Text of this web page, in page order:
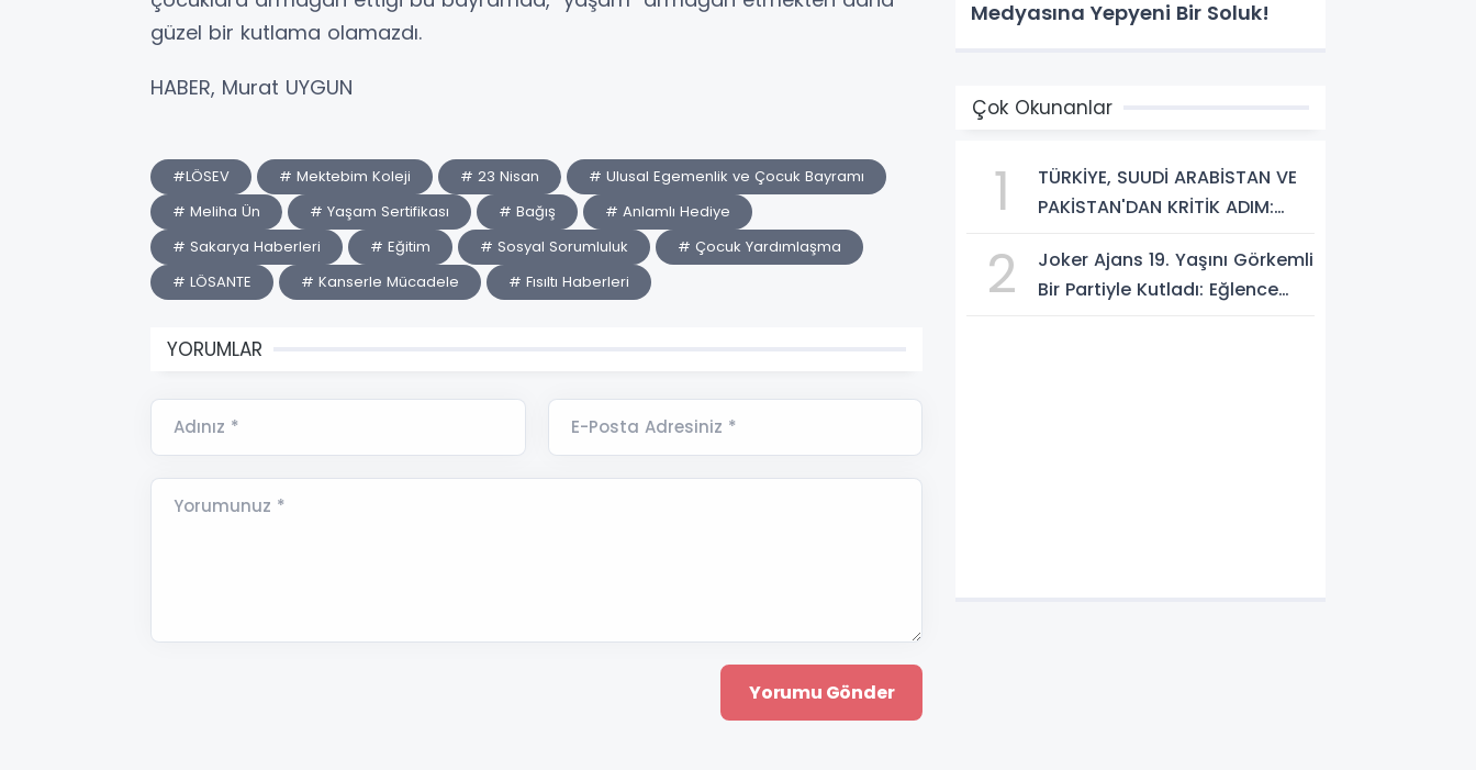
güzel bir kutlama olamazdı.
HABER, Murat UYGUN
#LÖSEV # Mektebim Koleji # 23 Nisan
# Ulusal Egemenlik ve Çocuk Bayramı
# Meliha Ün
# Yaşam Sertifikası # Bağış
# Anlamlı Hediye
# Sakarya Haberleri
# Eğitim # Sosyal Sorumluluk
# Çocuk Yardımlaşma
# LÖSANTE
# Kanserle Mücadele # Fısıltı Haberleri
YORUMLAR
Adınız * E-Posta Adresiniz *
Yorumunuz *
Medyasına Yepyeni Bir Soluk!
Çok Okunanlar
1
TÜRKİYE, SUUDİ ARABİSTAN VE
PAKİSTAN'DAN KRİTİK ADIM:
ANLAŞMASI" İMZALANDI!
2
Joker Ajans 19. Yaşını Görkemli
Bir Partiyle Kutladı: Eğlence